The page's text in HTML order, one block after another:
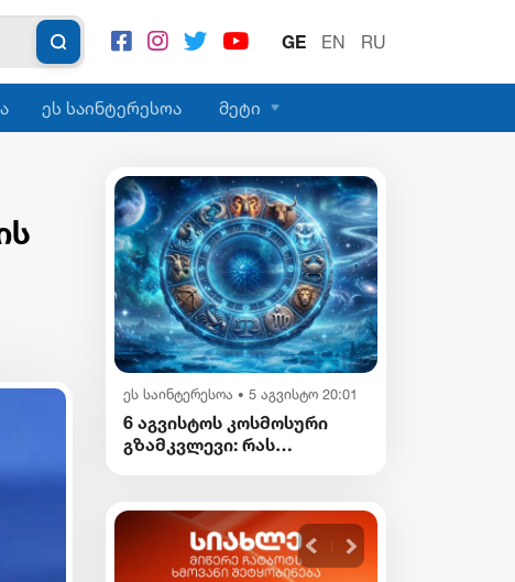
GE EN RU
ეს საინტერესოა მეტი
ეს საინტერესოა • 5 აგვისტო 20:01
6 აგვისტოს კოსმოსური
გზამკვლევი: რას